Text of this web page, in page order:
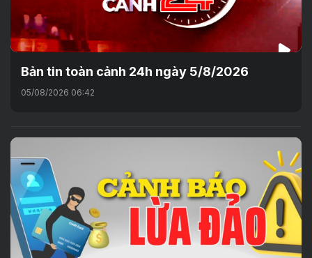
Bản tin toàn cảnh 24h ngày 5/8/2026
05/08/2026 06:42